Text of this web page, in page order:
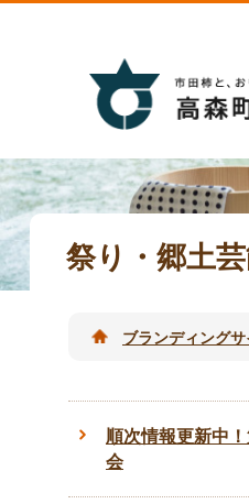
祭り・郷土
ブランディングサ
順次情報更新中
会